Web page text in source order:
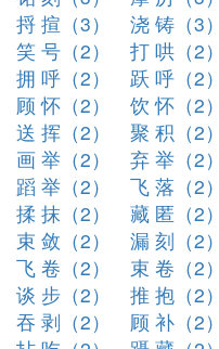
捋 揎（3）
浇 铸（3）
笑 号（2）
打 哄（2）
拥 呼（2）
跃 呼（2）
顾 怀（2）
饮 怀（2）
送 挥（2）
聚 积（2）
画 举（2）
弃 举（2）
蹈 举（2）
飞 落（2）
揉 抹（2）
藏 匿（2）
束 敛（2）
漏 刻（2）
飞 卷（2）
束 卷（2）
谈 步（2）
推 抱（2）
吞 剥（2）
顾 补（2）